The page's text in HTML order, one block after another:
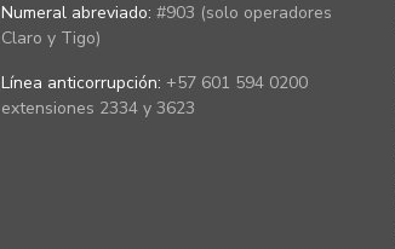
Numeral abreviado: #903 (solo operadores
Claro y Tigo)
Línea anticorrupción: +57 601 594 0200
extensiones 2334 y 3623